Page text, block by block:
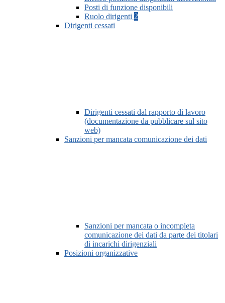
Posti di funzione disponibili
Ruolo dirigenti 2
Dirigenti cessati
Dirigenti cessati dal rapporto di lavoro
(documentazione da pubblicare sul sito
web)
Sanzioni per mancata comunicazione dei dati
Sanzioni per mancata o incompleta
comunicazione dei dati da parte dei titolari
di incarichi dirigenziali
Posizioni organizzative